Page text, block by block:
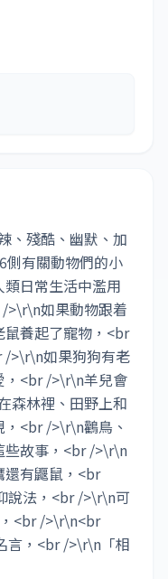
、殘酷、幽默、加
側有關動物們的小
日常生活中濫用
>\r\n如果動物跟着
養起了寵物，<br
/>\r\n如果狗狗有老
，<br />\r\n羊兒會
森林裡、田野上和
<br />\r\n鸛鳥、
些故事，<br />\r\n
有鼴鼠，<br
說法，<br />\r\n可
<br />\r\n<br
言，<br />\r\n「相